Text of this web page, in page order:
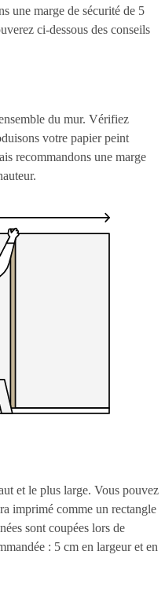
une marge de sécurité de 5
ci-dessous des conseils
du mur. Vérifiez
votre papier peint
recommandons une marge
et le plus large. Vous pouvez
imprimé comme un rectangle
sont coupées lors de
: 5 cm en largeur et en